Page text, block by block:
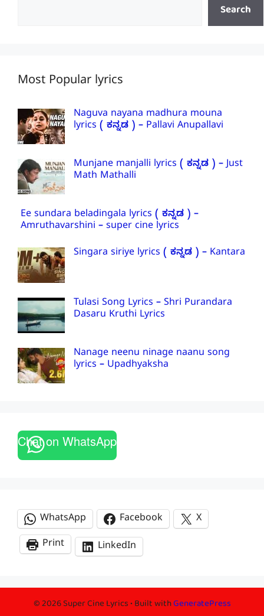
Search
Most Popular lyrics
Naguva nayana madhura mouna
lyrics ( ಕನ್ನಡ ) – Pallavi Anupallavi
Munjane manjalli lyrics ( ಕನ್ನಡ ) – Just
Math Mathalli
Ee sundara beladingala lyrics ( ಕನ್ನಡ ) –
Amruthavarshini – super cine lyrics
Singara siriye lyrics ( ಕನ್ನಡ ) – Kantara
Tulasi Song Lyrics – Shri Purandara
Dasaru Kruthi Lyrics
Nanage neenu ninage naanu song
lyrics – Upadhyaksha
Chat on WhatsApp
WhatsApp Facebook
X
Print
LinkedIn
© 2026 Super Cine Lyrics• Built withGeneratePress